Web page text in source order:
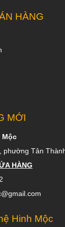
HÀNG
MỚI
Mộc
phường Tân
HÀNG
Hinh Mộc